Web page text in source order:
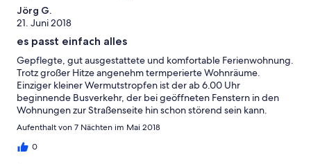
Jörg G.
21. Juni 2018
es passt einfach alles
Gepflegte, gut ausgestattete und komfortable Ferienwohnung.
Trotz großer Hitze angenehm termperierte Wohnräume.
Einziger kleiner Wermutstropfen ist der ab 6.00 Uhr
beginnende Busverkehr, der bei geöffneten Fenstern in den
Wohnungen zur Straßenseite hin schon störend sein kann.
Ansonsten alles perfekt.
Aufenthalt von 7 Nächten im Mai 2018
0